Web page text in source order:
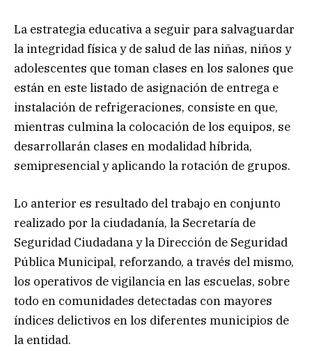
La estrategia educativa a seguir para salvaguardar
la integridad física y de salud de las niñas, niños y
adolescentes que toman clases en los salones que
están en este listado de asignación de entrega e
instalación de refrigeraciones, consiste en que,
mientras culmina la colocación de los equipos, se
desarrollarán clases en modalidad híbrida,
semipresencial y aplicando la rotación de grupos.
Lo anterior es resultado del trabajo en conjunto
realizado por la ciudadanía, la Secretaría de
Seguridad Ciudadana y la Dirección de Seguridad
Pública Municipal, reforzando, a través del mismo,
los operativos de vigilancia en las escuelas, sobre
todo en comunidades detectadas con mayores
índices delictivos en los diferentes municipios de
la entidad.